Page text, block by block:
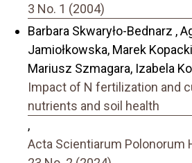
3 No. 1 (2004)
Barbara Skwaryło-Bednarz ,
Jamiołkowska, Marek
Mariusz Szmagara, Izabela
Impact of N fertilization and
nutrients and soil health
,
Acta Scientiarum Polonorum